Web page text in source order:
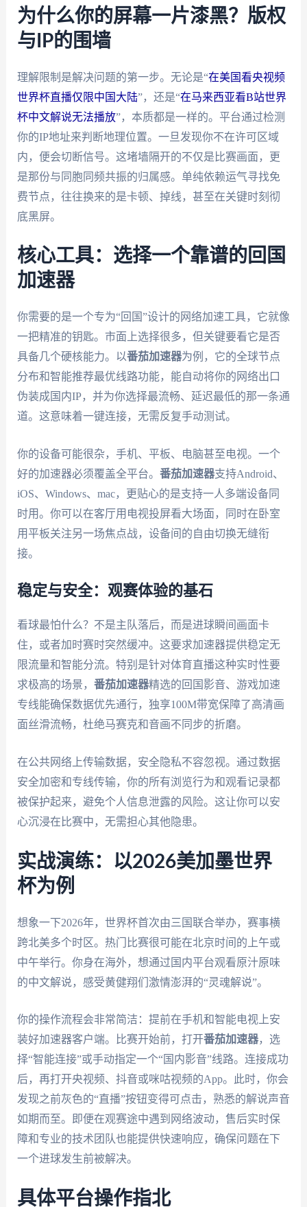
为什么你的屏幕一片漆黑？版权
与IP的围墙
理解限制是解决问题的第一步。无论是“在美国看央视频
世界杯直播仅限中国大陆”，还是“在马来西亚看B站世界
杯中文解说无法播放”，本质都是一样的。平台通过检测
你的IP地址来判断地理位置。一旦发现你不在许可区域
内，便会切断信号。这堵墙隔开的不仅是比赛画面，更
是那份与同胞同频共振的归属感。单纯依赖运气寻找免
费节点，往往换来的是卡顿、掉线，甚至在关键时刻彻
底黑屏。
核心工具：选择一个靠谱的回国
加速器
你需要的是一个专为“回国”设计的网络加速工具，它就像
一把精准的钥匙。市面上选择很多，但关键要看它是否
具备几个硬核能力。以番茄加速器为例，它的全球节点
分布和智能推荐最优线路功能，能自动将你的网络出口
伪装成国内IP，并为你选择最流畅、延迟最低的那一条通
道。这意味着一键连接，无需反复手动测试。
你的设备可能很杂，手机、平板、电脑甚至电视。一个
好的加速器必须覆盖全平台。 番茄加速器支持Android、
iOS、Windows、mac，更贴心的是支持一人多端设备同
时用。你可以在客厅用电视投屏看大场面，同时在卧室
用平板关注另一场焦点战，设备间的自由切换无缝衔
接。
稳定与安全：观赛体验的基石
看球最怕什么？不是主队落后，而是进球瞬间画面卡
住，或者加时赛时突然缓冲。这要求加速器提供稳定无
限流量和智能分流。特别是针对体育直播这种实时性要
求极高的场景， 番茄加速器精选的回国影音、游戏加速
专线能确保数据优先通行，独享100M带宽保障了高清画
面丝滑流畅，杜绝马赛克和音画不同步的折磨。
在公共网络上传输数据，安全隐私不容忽视。通过数据
安全加密和专线传输，你的所有浏览行为和观看记录都
被保护起来，避免个人信息泄露的风险。这让你可以安
心沉浸在比赛中，无需担心其他隐患。
实战演练：以2026美加墨世界
杯为例
想象一下2026年，世界杯首次由三国联合举办，赛事横
跨北美多个时区。热门比赛很可能在北京时间的上午或
中午举行。你身在海外，想通过国内平台观看原汁原味
的中文解说，感受黄健翔们激情澎湃的“灵魂解说”。
你的操作流程会非常简洁：提前在手机和智能电视上安
装好加速器客户端。比赛开始前，打开番茄加速器，选
择“智能连接”或手动指定一个“国内影音”线路。连接成功
后，再打开央视频、抖音或咪咕视频的App。此时，你会
发现之前灰色的“直播”按钮变得可点击，熟悉的解说声音
如期而至。即便在观赛途中遇到网络波动，售后实时保
障和专业的技术团队也能提供快速响应，确保问题在下
一个进球发生前被解决。
具体平台操作指北